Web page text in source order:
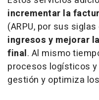
incrementar la
(ARPU, por sus
ingresos y mejorar
final. Al mismo
procesos logísticos
gestión y optimiza